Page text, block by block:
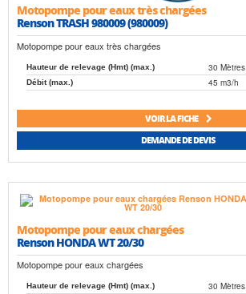
Motopompe pour eaux très chargées
Renson TRASH 980009 (980009)
Motopompe pour eaux très chargées
Hauteur de relevage (Hmt) (max.) 30 Mètres
Débit (max.) 45 m3/h
VOIR LA FICHE
DEMANDE DE DEVIS
Motopompe pour eaux chargées
Renson HONDA WT 20/30
Motopompe pour eaux chargées
Hauteur de relevage (Hmt) (max.) 30 Mètres